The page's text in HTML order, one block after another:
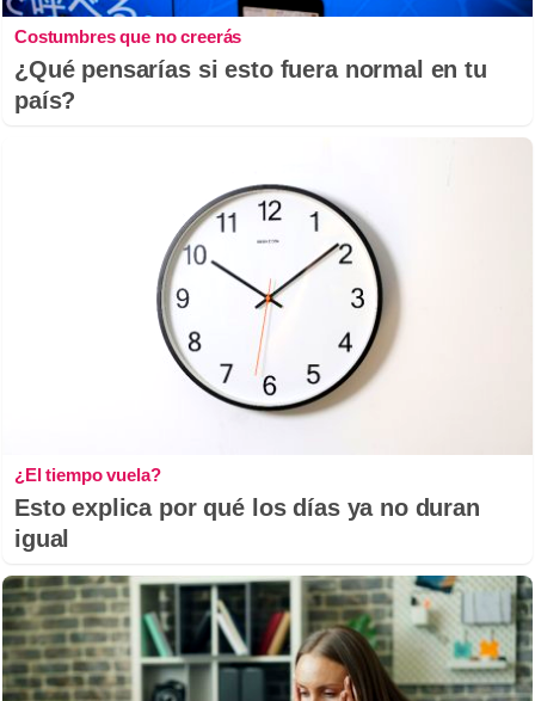
Costumbres que no creerás
¿Qué pensarías si esto fuera normal en tu
país?
¿El tiempo vuela?
Esto explica por qué los días ya no duran
igual